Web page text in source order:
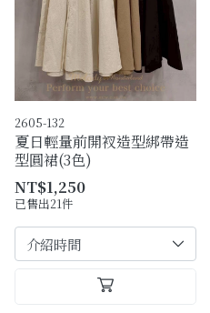
2605-132
夏日輕量前開衩造型綁帶造
型圓裙(3色)
NT$1,250
已售出21件